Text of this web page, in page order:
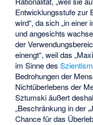
Entwicklungsstufe zur
wird“, da sich „in
und angesichts
der
einengt“, weil das
im Sinne des
Bedrohungen der
Nichtüberlebens der
Sztumski äußert
„Beschränkung in der
Chance für das